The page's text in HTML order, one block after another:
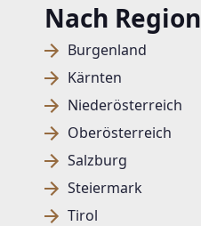
Nach Region
Burgenland
Kärnten
Niederösterreich
Oberösterreich
Salzburg
Steiermark
Tirol